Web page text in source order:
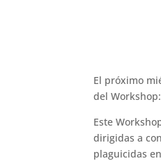
El próximo
del Workshop:
Este
dirigidas a
plaguicidas